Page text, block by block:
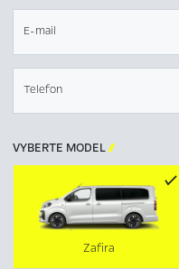
E-mail
Telefon
VYBERTE MODEL
Zafira